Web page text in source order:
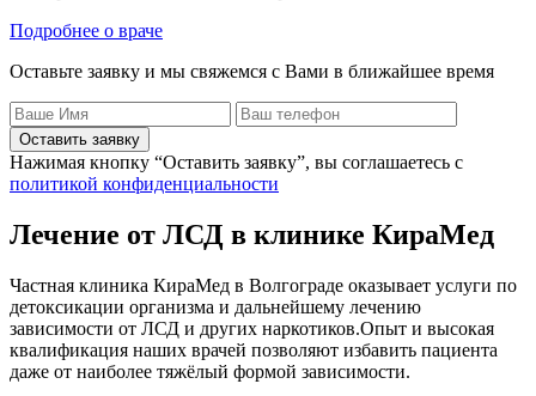
Подробнее о враче
Оставьте заявку и мы свяжемся с Вами в ближайшее время
Оставить заявку
Нажимая кнопку “Оставить заявку”, вы соглашаетесь с
политикой конфиденциальности
Лечение от ЛСД в клинике КираМед
Частная клиника КираМед в Волгограде оказывает услуги по
детоксикации организма и дальнейшему лечению
зависимости от ЛСД и других наркотиков.Опыт и высокая
квалификация наших врачей позволяют избавить пациента
даже от наиболее тяжёлый формой зависимости.